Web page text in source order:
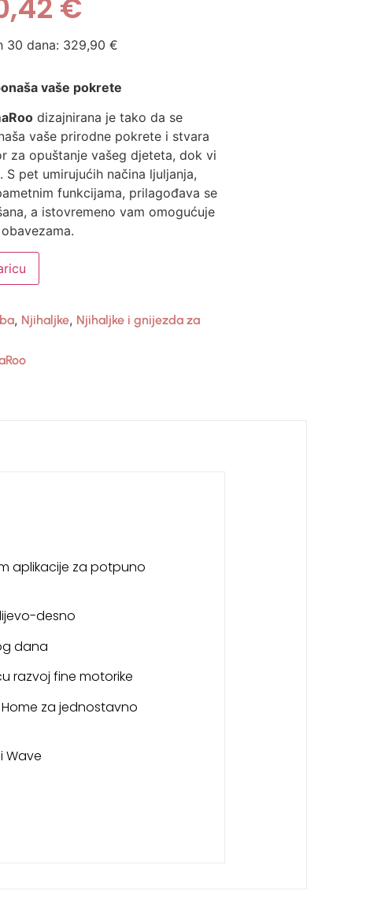
€
30 dana: 329,90 €
vaše pokrete
dizajnirana je tako da se
vaše prirodne pokrete i stvara
za opuštanje vašeg djeteta, dok vi
pet umirujućih načina ljuljanja,
funkcijama, prilagođava se
a istovremeno vam omogućuje
, Njihaljke, Njihaljke i gnijezda za
aplikacije za potpuno
desno
dana
razvoj fine motorike
Home za jednostavno
Wave